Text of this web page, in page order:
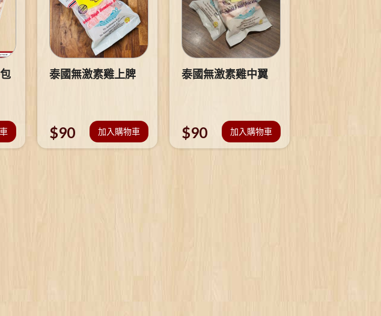
泰國無激素雞上脾
$90 加入購物車
泰國無激素雞中翼
$90 加入購物車